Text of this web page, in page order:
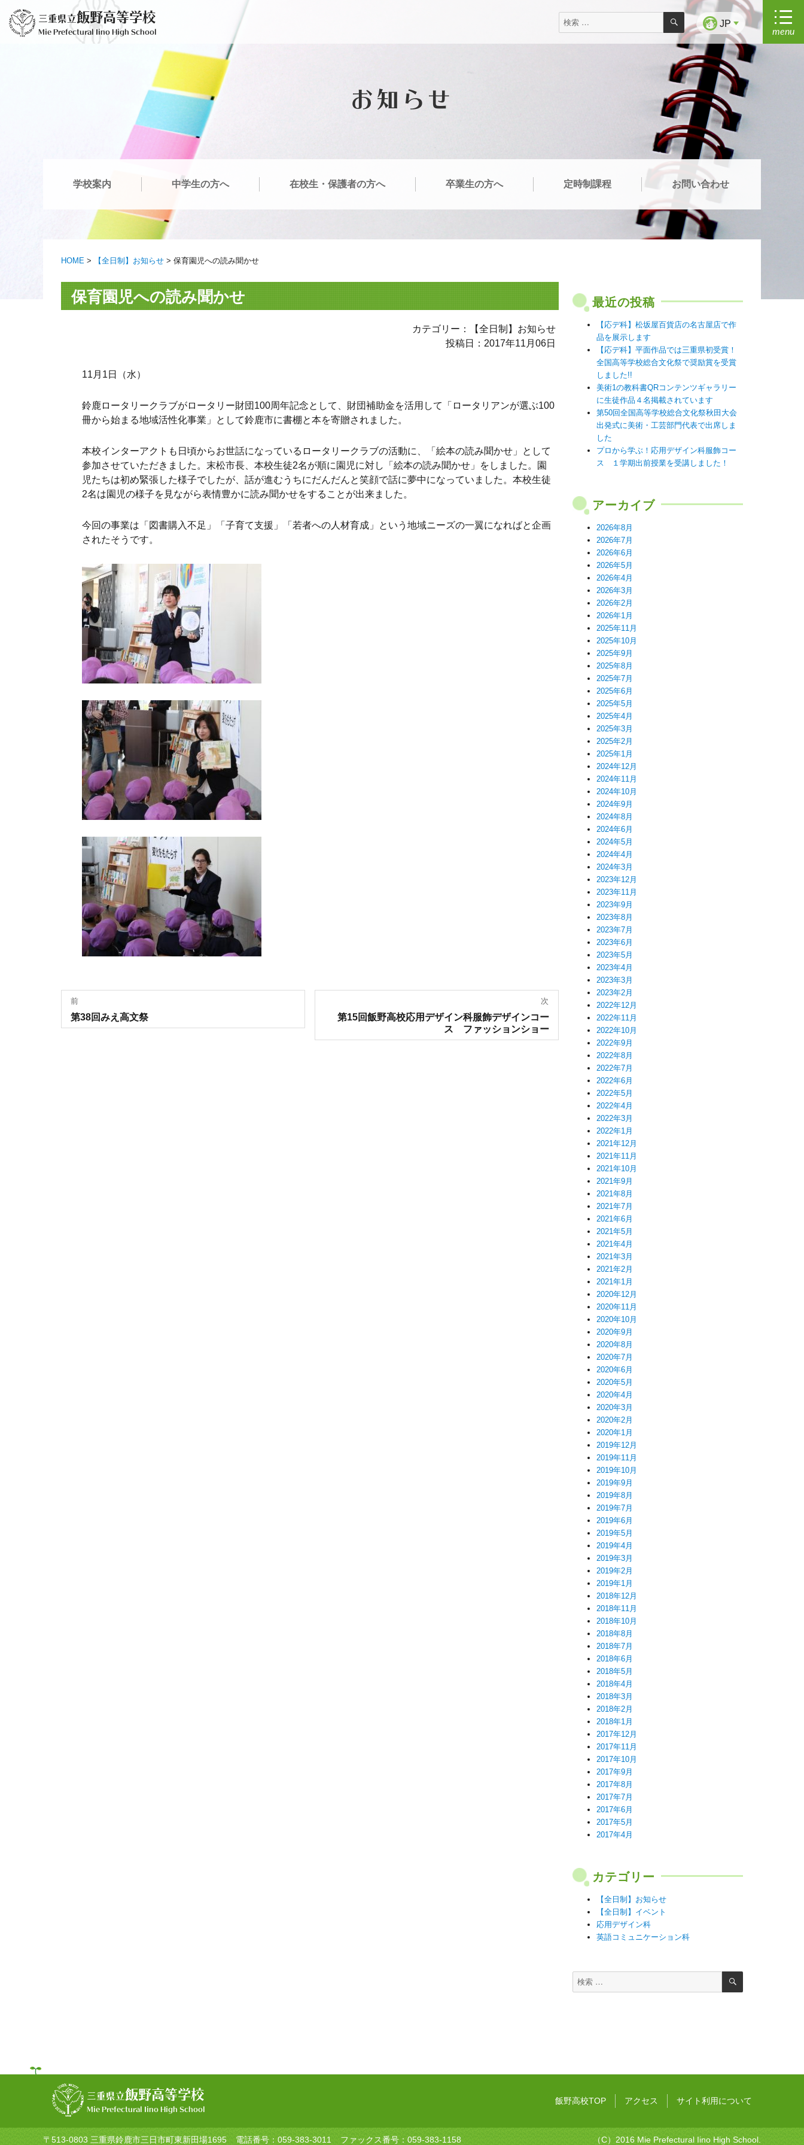
三重県立飯野高等学校
Mie Prefectural Iino High School
検
索
対
検
索 JP
menu
お知らせ
学校案内 中学生の方へ 在校生・保護者の方へ 卒業生の方へ 定時制課程 お問い合わせ
HOME > 【全日制】お知らせ > 保育園児への読み聞かせ
保育園児への読み聞かせ
カテゴリー：【全日制】お知らせ
投稿日：2017年11月06日
11月1日（水）
鈴鹿ロータリークラブがロータリー財団100周年記念として、財団補助金を活用して「ロータリアンが選ぶ100
冊から始まる地域活性化事業」として鈴鹿市に書棚と本を寄贈されました。
本校インターアクトも日頃からお世話になっているロータリークラブの活動に、「絵本の読み聞かせ」として
参加させていただきました。末松市長、本校生徒2名が順に園児に対し「絵本の読み聞かせ」をしました。園
児たちは初め緊張した様子でしたが、話が進むうちにだんだんと笑顔で話に夢中になっていました。本校生徒
2名は園児の様子を見ながら表情豊かに読み聞かせをすることが出来ました。
今回の事業は「図書購入不足」「子育て支援」「若者への人材育成」という地域ニーズの一翼になればと企画
されたそうです。
稿
前
過
去
第38回みえ高文祭
次
第15回飯野高校応用デザイン科服飾デザインコー
ス ファッションショー
最近の投稿
【応デ科】松坂屋百貨店の名古屋店で作
品を展示します
【応デ科】平面作品では三重県初受賞！
全国高等学校総合文化祭で奨励賞を受賞
しました!!
美術1の教科書QRコンテンツギャラリー
に生徒作品４名掲載されています
第50回全国高等学校総合文化祭秋田大会
出発式に美術・工芸部門代表で出席しま
した
プロから学ぶ！応用デザイン科服飾コー
ス １学期出前授業を受講しました！
アーカイブ
2026年8月
2026年7月
2026年6月
2026年5月
2026年4月
2026年3月
2026年2月
2026年1月
2025年11月
2025年10月
2025年9月
2025年8月
2025年7月
2025年6月
2025年5月
2025年4月
2025年3月
2025年2月
2025年1月
2024年12月
2024年11月
2024年10月
2024年9月
2024年8月
2024年6月
2024年5月
2024年4月
2024年3月
2023年12月
2023年11月
2023年9月
2023年8月
2023年7月
2023年6月
2023年5月
2023年4月
2023年3月
2023年2月
2022年12月
2022年11月
2022年10月
2022年9月
2022年8月
2022年7月
2022年6月
2022年5月
2022年4月
2022年3月
2022年1月
2021年12月
2021年11月
2021年10月
2021年9月
2021年8月
2021年7月
2021年6月
2021年5月
2021年4月
2021年3月
2021年2月
2021年1月
2020年12月
2020年11月
2020年10月
2020年9月
2020年8月
2020年7月
2020年6月
2020年5月
2020年4月
2020年3月
2020年2月
2020年1月
2019年12月
2019年11月
2019年10月
2019年9月
2019年8月
2019年7月
2019年6月
2019年5月
2019年4月
2019年3月
2019年2月
2019年1月
2018年12月
2018年11月
2018年10月
2018年8月
2018年7月
2018年6月
2018年5月
2018年4月
2018年3月
2018年2月
2018年1月
2017年12月
2017年11月
2017年10月
2017年9月
2017年8月
2017年7月
2017年6月
2017年5月
2017年4月
カテゴリー
【全日制】お知らせ
【全日制】イベント
応用デザイン科
英語コミュニケーション科
検
索
検
三重県立飯野高等学校
Mie Prefectural Iino High School
飯野高校TOP アクセス サイト利用について
〒513-0803 三重県鈴鹿市三日市町東新田場1695 電話番号： 059-383-3011 ファックス番号：059-383-1158 （C）2016 Mie Prefectural Iino High School.